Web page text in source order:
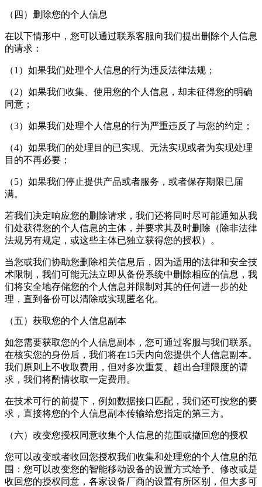
（四）删除您的个人信息
在以下情形中，您可以通过联系客服向我们提出删除个人信息
的请求：
（1）如果我们处理个人信息的行为违反法律法规；
（2）如果我们收集、使用您的个人信息，却未征得您的明确
同意；
（3）如果我们处理个人信息的行为严重违反了与您的约定；
（4）如果我们的处理目的已实现、无法实现或者为实现处理
目的不再必要；
（5）如果我们停止提供产品或者服务，或者保存期限已届
满。
若我们决定响应您的删除请求，我们还将同时尽可能通知从我
们处获得您的个人信息的主体，并要求其及时删除（除非法律
法规另有规定，或这些主体已独立获得您的授权）。
当您或我们协助您删除相关信息后，因为适用的法律和安全技
术限制，我们可能无法立即从备份系统中删除相应的信息，我
们将安全地存储您的个人信息并限制对其的任何进一步的处
理，直到备份可以清除或实现匿名化。
（五）获取您的个人信息副本
如您需要获取您的个人信息副本，您可通过客服与我们联系。
在核实您的身份后，我们将在15天内向您提供个人信息副本。
我们原则上不收取费用，但对多次重复、超出合理限度的请
求，我们将酌情收取一定费用。
在技术可行的前提下，例如数据接口匹配，我们还可按您的要
求，直接将您的个人信息副本传输给您指定的第三方。
（六）改变您授权同意收集个人信息的范围或撤回您的授权
您可以改变或者收回您授权我们收集和处理您的个人信息的范
围：您可以改变您的智能移动设备的设置方式给予、修改或是
收回您的授权同意，各家设备厂商的设置有所区别，但大多可